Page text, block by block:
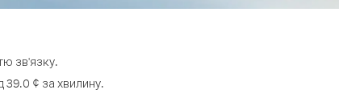
зв'язку.
¢ за хвилину.